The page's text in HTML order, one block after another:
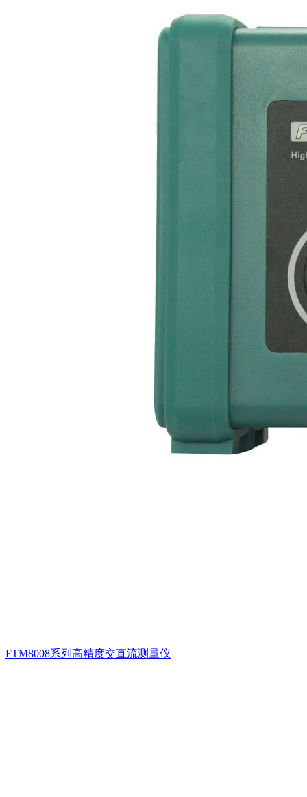
FTM8008系列高精度交直流测量仪